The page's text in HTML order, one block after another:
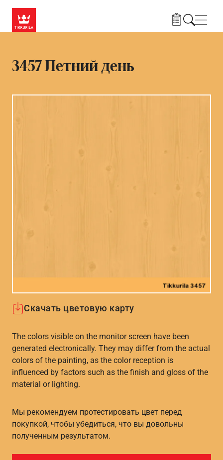
3457 Летний день
Скачать цветовую карту
The colors visible on the monitor screen have been
generated electronically. They may differ from the actual
colors of the painting, as the color reception is
influenced by factors such as the finish and gloss of the
material or lighting.
Мы рекомендуем протестировать цвет перед
покупкой, чтобы убедиться, что вы довольны
полученным результатом.